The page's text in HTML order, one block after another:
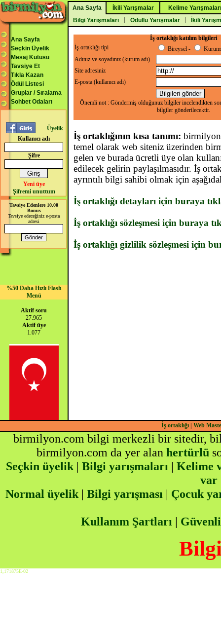
Ana Sayfa İkili Yarışmalar
Kelime Yarışmaları
Bilgi Yarışmaları
Ödüllü Yarışmalar İkili
Ana Sayfa
Seçkin Üyelik
Mesaj Kutusu
Tavsiye Et
Tıkla Kazan
Ödül Listesi
Gruplar / Sıralama
Sohbet Odaları
Üyelik
Kullanıcı adı
Şifre
Yeni üye
Şifremi unuttum
Tavsiye Edenlere 10,00
Bonus
Tavsiye edeceğiniz e-posta
adresi
%50 Daha Hızlı Flash
Menü
Aktif soru
27.965
Aktif üye
1.077
İş ortaklığı katılım bilgileri
İş ortaklığı tipi
Bireysel -
Adınız ve soyadınız (kurum adı)
Site adresiniz
E-posta (kullanıcı adı)
Önemli not : Göndermiş olduğunuz bilgiler incelendikten
bilgiler gönderilecektir.
İş ortaklığının kısa tanımı:
temel olarak web siteniz üzerinden
gelen ve burada ücretli üye olan
edilecek gelirin paylaşılmasıdır. İş
ayrıntılı bilgi sahibi olmak için
İş ortaklığı detayları için buraya
İş ortaklığı sözleşmesi için buraya
İş ortaklığı gizlilik sözleşmesi için
İş ortaklığı| Web
birmilyon.com bilgi merkezli bir sitedir,
birmilyon.com da yer alan hertürlü
Seçkin üyelik| Bilgi yarışmaları | Kelime
var
Normal üyelik | Bilgi yarışması | Çocuk
Kullanım Şartları |
Bilgi
1,171875E-02